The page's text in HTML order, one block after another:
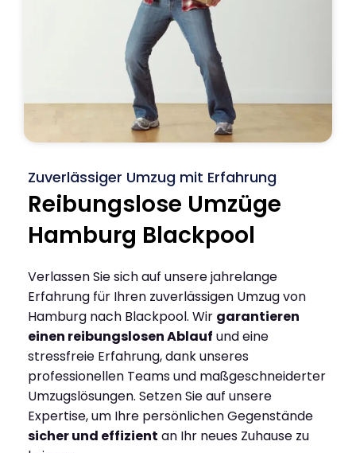
Zuverlässiger Umzug mit Erfahrung
Reibungslose Umzüge
Hamburg Blackpool
Verlassen Sie sich auf unsere jahrelange
Erfahrung für Ihren zuverlässigen Umzug von
Hamburg nach Blackpool. Wir garantieren
einen reibungslosen Ablauf und eine
stressfreie Erfahrung, dank unseres
professionellen Teams und maßgeschneiderter
Umzugslösungen. Setzen Sie auf unsere
Expertise, um Ihre persönlichen Gegenstände
sicher und effizient an Ihr neues Zuhause zu